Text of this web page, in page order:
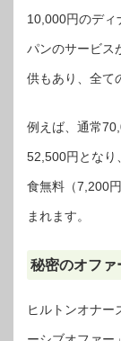
10,000円のディ
パンのサービス
供もあり、全て
例えば、通常
52,500円とな
食無料（7,200
まれます。
秘密のオファ
ヒルトンオナー